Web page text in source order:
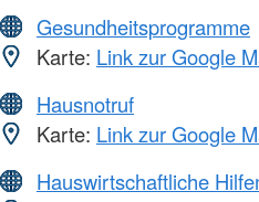
Gesundheitsprogramme
Karte: Link zur Google
Hausnotruf
Karte: Link zur Google
Hauswirtschaftliche